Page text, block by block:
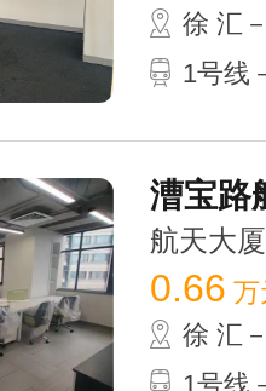
徐 汇
1号线
漕宝路
航天大
0.66 万
徐 汇
1号线